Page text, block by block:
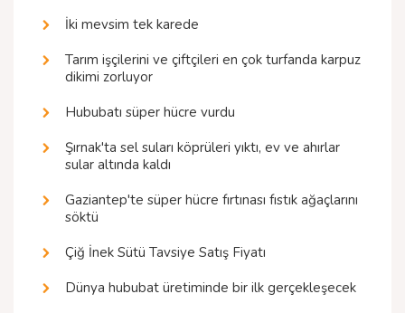
İki mevsim tek karede
Tarım işçilerini ve çiftçileri en çok turfanda karpuz
dikimi zorluyor
Hububatı süper hücre vurdu
Şırnak'ta sel suları köprüleri yıktı, ev ve ahırlar
sular altında kaldı
Gaziantep'te süper hücre fırtınası fıstık ağaçlarını
söktü
Çiğ İnek Sütü Tavsiye Satış Fiyatı
Dünya hububat üretiminde bir ilk gerçekleşecek